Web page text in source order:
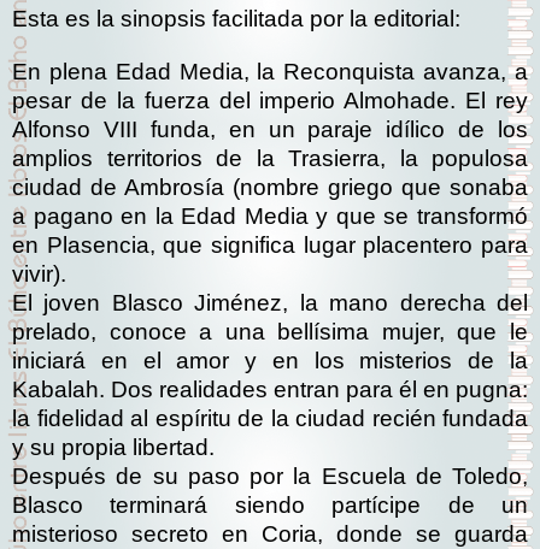
Esta es la sinopsis facilitada por la editorial:
En plena Edad Media, la Reconquista avanza, a
pesar de la fuerza del imperio Almohade. El rey
Alfonso VIII funda, en un paraje idílico de los
amplios territorios de la Trasierra, la populosa
ciudad de Ambrosía (nombre griego que sonaba
a pagano en la Edad Media y que se transformó
en Plasencia, que significa lugar placentero para
vivir).
El joven Blasco Jiménez, la mano derecha del
prelado, conoce a una bellísima mujer, que le
iniciará en el amor y en los misterios de la
Kabalah. Dos realidades entran para él en pugna:
la fidelidad al espíritu de la ciudad recién fundada
y su propia libertad.
Después de su paso por la Escuela de Toledo,
Blasco terminará siendo partícipe de un
misterioso secreto en Coria, donde se guarda